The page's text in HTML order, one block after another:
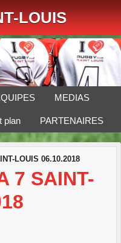
LOUIS
MEDIAS
plan PARTENAIRES
LOUIS 06.10.2018
7 SAINT-